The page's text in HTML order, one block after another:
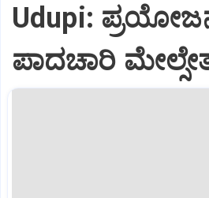
Udupi:
ಪಾದಚಾರಿ